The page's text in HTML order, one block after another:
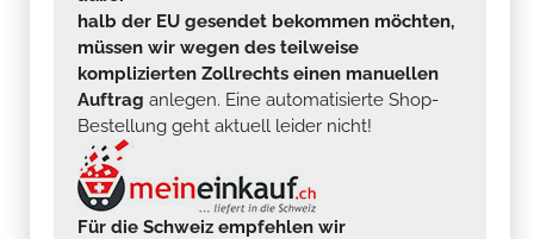
halb der EU gesendet bekommen möchten,
müssen wir wegen des teilweise
komplizierten Zollrechts einen manuellen
Auftrag anlegen. Eine automatisierte Shop-
Bestellung geht aktuell leider nicht!
Für die Schweiz empfehlen wir